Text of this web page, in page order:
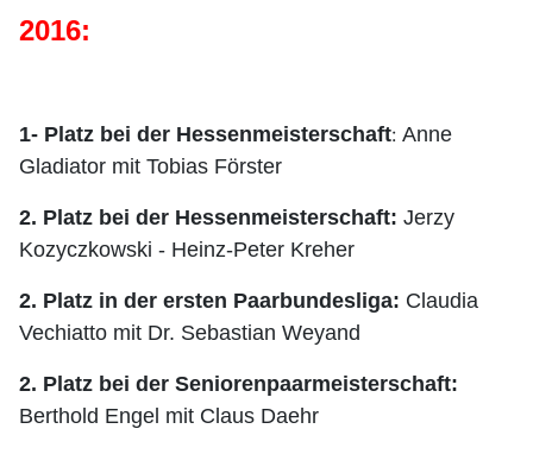
2016:
1- Platz bei der Hessenmeisterschaft: Anne
Gladiator mit Tobias Förster
2. Platz bei der Hessenmeisterschaft: Jerzy
Kozyczkowski - Heinz-Peter Kreher
2. Platz in der ersten Paarbundesliga: Claudia
Vechiatto mit Dr. Sebastian Weyand
2. Platz bei der Seniorenpaarmeisterschaft:
Berthold Engel mit Claus Daehr